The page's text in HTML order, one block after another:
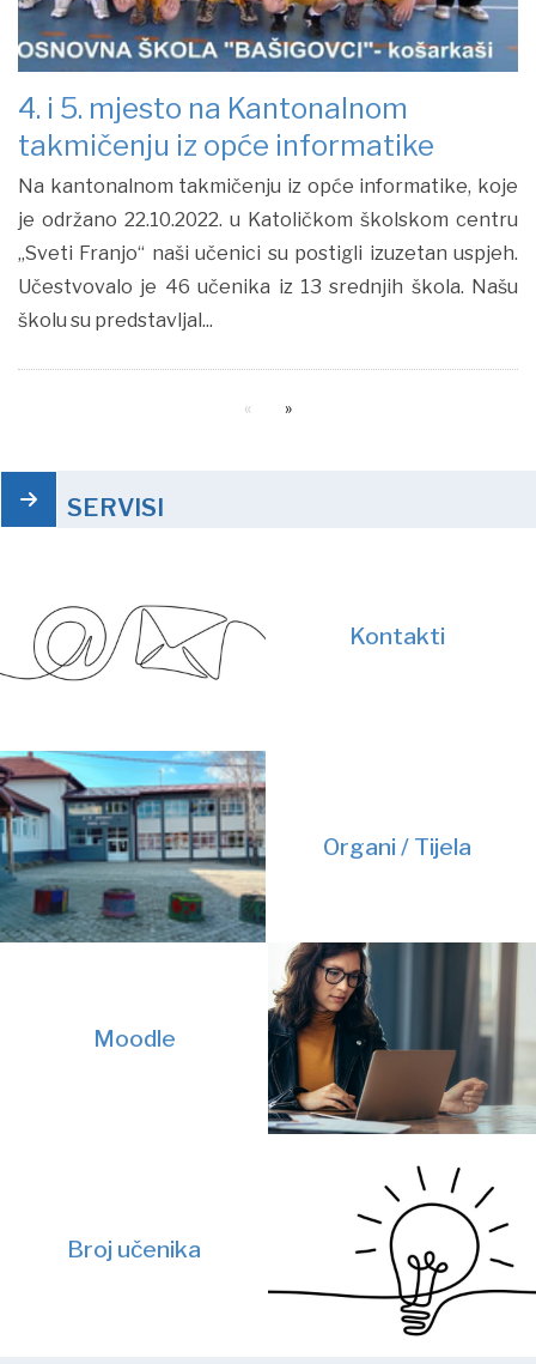
4. i 5. mjesto na Kantonalnom
takmičenju iz opće informatike
Na kantonalnom takmičenju iz opće informatike, koje
je održano 22.10.2022. u Katoličkom školskom centru
„Sveti Franjo“ naši učenici su postigli izuzetan uspjeh.
Učestvovalo je 46 učenika iz 13 srednjih škola. Našu
školu su predstavljal...
SERVISI
Kontakti
Organi / Tijela
Moodle
Broj učenika